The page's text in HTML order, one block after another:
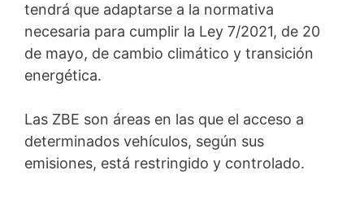
tendrá que adaptarse a la normativa
necesaria para cumplir la Ley 7/2021, de 20
de mayo, de cambio climático y transición
energética.
Las ZBE son áreas en las que el acceso a
determinados vehículos, según sus
emisiones, está restringido y controlado.